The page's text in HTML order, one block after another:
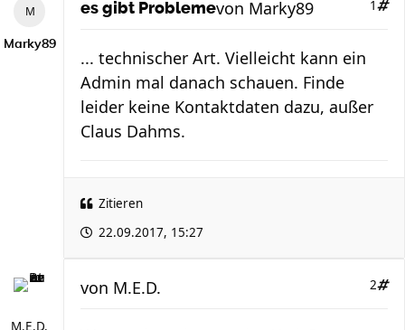
Marky89
es gibt Probleme 1
von Marky89
... technischer Art. Vielleicht kann ein
Admin mal danach schauen. Finde
leider keine Kontaktdaten dazu, außer
Claus Dahms.
Zitieren
22.09.2017, 15:27
M.E.D.
2
von M.E.D.